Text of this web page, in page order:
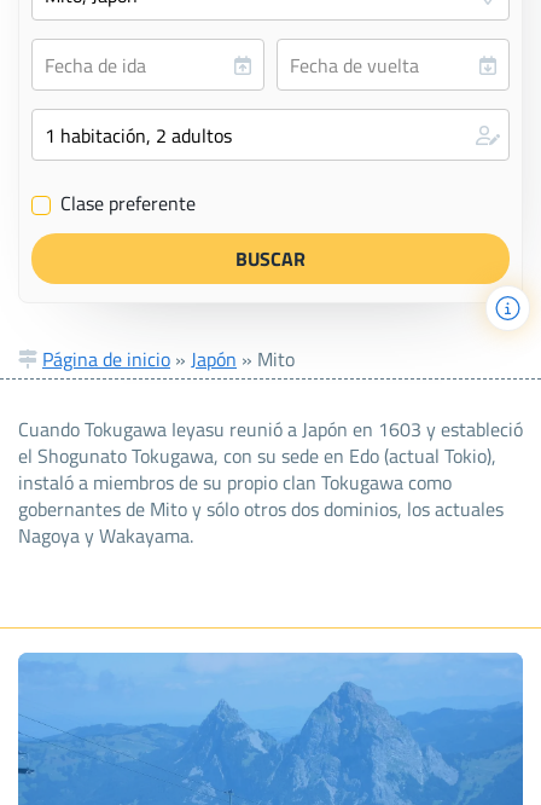
✔ Clase preferente
Página de inicio » Japón » Mito
Cuando Tokugawa Ieyasu reunió a Japón en 1603 y estableció
el Shogunato Tokugawa, con su sede en Edo (actual Tokio),
instaló a miembros de su propio clan Tokugawa como
gobernantes de Mito y sólo otros dos dominios, los actuales
Nagoya y Wakayama.